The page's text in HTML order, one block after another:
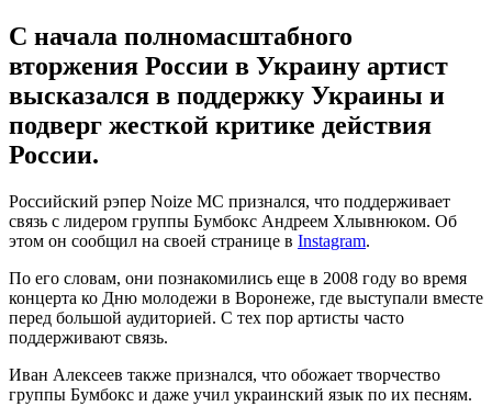
С начала полномасштабного
вторжения России в Украину артист
высказался в поддержку Украины и
подверг жесткой критике действия
России.
Российский рэпер Noize MC признался, что поддерживает
связь с лидером группы Бумбокс Андреем Хлывнюком. Об
этом он сообщил на своей странице в Instagram.
По его словам, они познакомились еще в 2008 году во время
концерта ко Дню молодежи в Воронеже, где выступали вместе
перед большой аудиторией. С тех пор артисты часто
поддерживают связь.
Иван Алексеев также признался, что обожает творчество
группы Бумбокс и даже учил украинский язык по их песням.